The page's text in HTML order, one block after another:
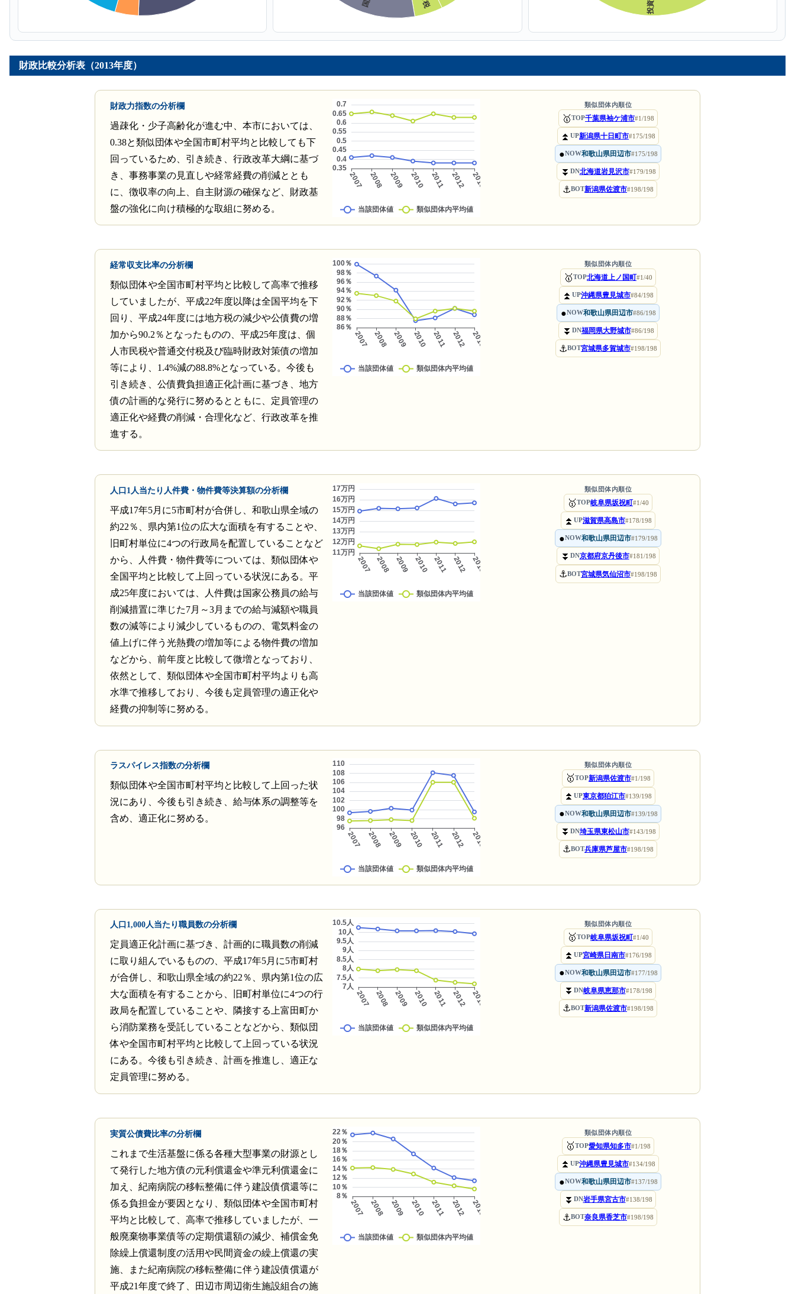
財政比較分析表（2013年度）
財政力指数の分析欄
過疎化・少子高齢化が進む中、本市においては、
0.38と類似団体や全国市町村平均と比較しても下
回っているため、引き続き、行政改革大綱に基づ
き、事務事業の見直しや経常経費の削減ととも
に、徴収率の向上、自主財源の確保など、財政基
盤の強化に向け積極的な取組に努める。
類似団体内順位
🥇TOP千葉県袖ケ浦市#1/198
⏫ UP新潟県十日町市#175/198
●NOW和歌山県田辺市#175/198
⏬ DN北海道岩見沢市#179/198
⚓BOT新潟県佐渡市#198/198
経常収支比率の分析欄
類似団体や全国市町村平均と比較して高率で推移
していましたが、平成22年度以降は全国平均を下
回り、平成24年度には地方税の減少や公債費の増
加から90.2％となったものの、平成25年度は、個
人市民税や普通交付税及び臨時財政対策債の増加
等により、1.4%減の88.8%となっている。今後も
引き続き、公債費負担適正化計画に基づき、地方
債の計画的な発行に努めるとともに、定員管理の
適正化や経費の削減・合理化など、行政改革を推
進する。
類似団体内順位
🥇TOP北海道上ノ国町#1/40
⏫ UP沖縄県豊見城市#84/198
●NOW和歌山県田辺市#86/198
⏬ DN福岡県大野城市#86/198
⚓BOT宮城県多賀城市#198/198
人口1人当たり人件費・物件費等決算額の分析欄
平成17年5月に5市町村が合併し、和歌山県全域の
約22％、県内第1位の広大な面積を有することや、
旧町村単位に4つの行政局を配置していることなど
から、人件費・物件費等については、類似団体や
全国平均と比較して上回っている状況にある。平
成25年度においては、人件費は国家公務員の給与
削減措置に準じた7月～3月までの給与減額や職員
数の減等により減少しているものの、電気料金の
値上げに伴う光熱費の増加等による物件費の増加
などから、前年度と比較して微増となっており、
依然として、類似団体や全国市町村平均よりも高
水準で推移しており、今後も定員管理の適正化や
経費の抑制等に努める。
類似団体内順位
🥇TOP岐阜県坂祝町#1/40
⏫ UP滋賀県高島市#178/198
●NOW和歌山県田辺市#179/198
⏬ DN京都府京丹後市#181/198
⚓BOT宮城県気仙沼市#198/198
ラスパイレス指数の分析欄
類似団体や全国市町村平均と比較して上回った状
況にあり、今後も引き続き、給与体系の調整等を
含め、適正化に努める。
類似団体内順位
🥇TOP新潟県佐渡市#1/198
⏫ UP東京都狛江市#139/198
●NOW和歌山県田辺市#139/198
⏬ DN埼玉県東松山市#143/198
⚓BOT兵庫県芦屋市#198/198
人口1,000人当たり職員数の分析欄
定員適正化計画に基づき、計画的に職員数の削減
に取り組んでいるものの、平成17年5月に5市町村
が合併し、和歌山県全域の約22％、県内第1位の広
大な面積を有することから、旧町村単位に4つの行
政局を配置していることや、隣接する上富田町か
ら消防業務を受託していることなどから、類似団
体や全国市町村平均と比較して上回っている状況
にある。今後も引き続き、計画を推進し、適正な
定員管理に努める。
類似団体内順位
🥇TOP岐阜県坂祝町#1/40
⏫ UP宮崎県日南市#176/198
●NOW和歌山県田辺市#177/198
⏬ DN岐阜県恵那市#178/198
⚓BOT新潟県佐渡市#198/198
実質公債費比率の分析欄
これまで生活基盤に係る各種大型事業の財源とし
て発行した地方債の元利償還金や準元利償還金に
加え、紀南病院の移転整備に伴う建設債償還等に
係る負担金が要因となり、類似団体や全国市町村
平均と比較して、高率で推移していましたが、一
般廃棄物事業債等の定期償還額の減少、補償金免
除繰上償還制度の活用や民間資金の繰上償還の実
施、また紀南病院の移転整備に伴う建設債償還が
平成21年度で終了、田辺市周辺衛生施設組合の施
類似団体内順位
🥇TOP愛知県知多市#1/198
⏫ UP沖縄県豊見城市#134/198
●NOW和歌山県田辺市#137/198
⏬ DN岩手県宮古市#138/198
⚓BOT奈良県香芝市#198/198